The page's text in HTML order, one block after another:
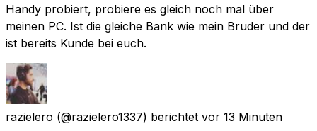
Handy probiert, probiere es gleich noch mal über
meinen PC. Ist die gleiche Bank wie mein Bruder und der
ist bereits Kunde bei euch.
razielero (@razielero1337) berichtet vor 13 Minuten